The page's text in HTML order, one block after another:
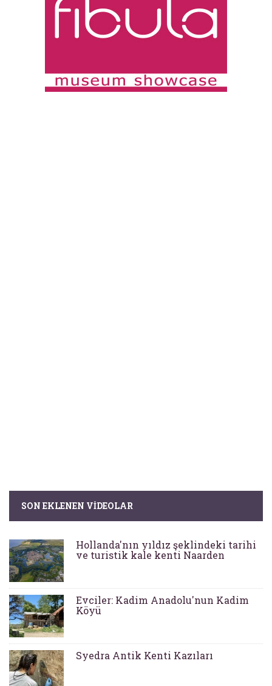
SON EKLENEN VIDEOLAR
Hollanda'nın yıldız şeklindeki tarihi
ve turistik kale kenti Naarden
Evciler: Kadim Anadolu'nun Kadim
Köyü
Syedra Antik Kenti Kazıları